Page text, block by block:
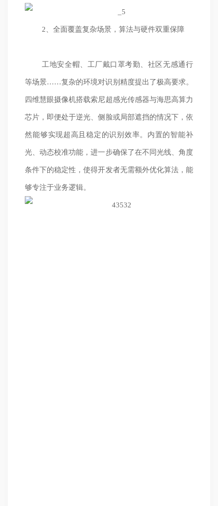
2、全面覆盖复杂场景，算法与硬件双重保障
工地安全帽、工厂戴口罩考勤、社区无感通行
等场景……复杂的环境对识别精度提出了极高要求。
四维慧眼摄像机搭载索尼超感光传感器与海思高算力
芯片，即便处于逆光、侧脸或局部遮挡的情况下，依
然能够实现超高且稳定的识别效率。内置的智能补
光、动态校准功能，进一步确保了在不同光线、角度
条件下的稳定性，使得开发者无需额外优化算法，能
够专注于业务逻辑。